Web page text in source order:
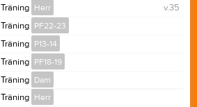
v.35
Träning Herr
Träning PF22-23
Träning P13-14
Träning PF18-19
Träning Dam
Träning Herr